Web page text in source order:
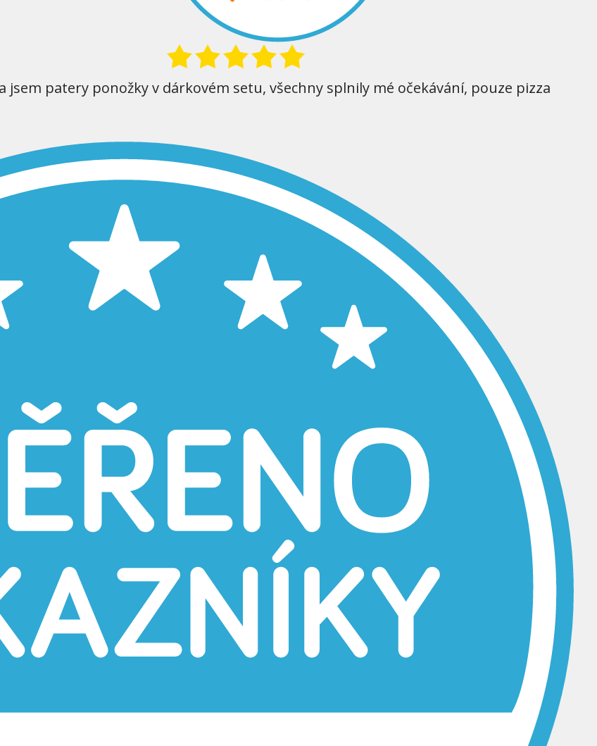
patery ponožky v dárkovém setu, všechny splnily mé očekávání, pouze pizza